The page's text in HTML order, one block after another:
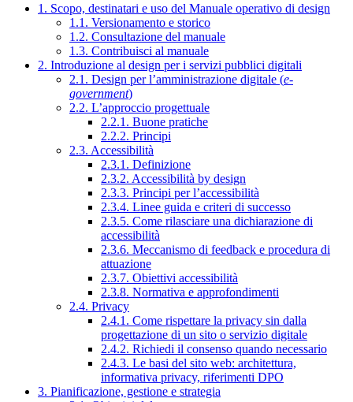
1. Scopo, destinatari e uso del Manuale operativo di design
1.1. Versionamento e storico
1.2. Consultazione del manuale
1.3. Contribuisci al manuale
2. Introduzione al design per i servizi pubblici digitali
2.1. Design per l’amministrazione digitale (e-
government)
2.2. L’approccio progettuale
2.2.1. Buone pratiche
2.2.2. Principi
2.3. Accessibilità
2.3.1. Definizione
2.3.2. Accessibilità by design
2.3.3. Principi per l’accessibilità
2.3.4. Linee guida e criteri di successo
2.3.5. Come rilasciare una dichiarazione di
accessibilità
2.3.6. Meccanismo di feedback e procedura di
attuazione
2.3.7. Obiettivi accessibilità
2.3.8. Normativa e approfondimenti
2.4. Privacy
2.4.1. Come rispettare la privacy sin dalla
progettazione di un sito o servizio digitale
2.4.2. Richiedi il consenso quando necessario
2.4.3. Le basi del sito web: architettura,
informativa privacy, riferimenti DPO
3. Pianificazione, gestione e strategia